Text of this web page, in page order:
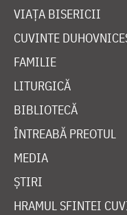
VIAȚA BISERICII
CUVINTE
FAMILIE
LITURGICĂ
BIBLIOTECĂ
ÎNTREABĂ PREOTUL
MEDIA
ȘTIRI
HRAMUL SFINTEI